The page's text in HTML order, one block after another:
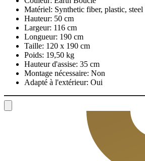
Matériel: Synthetic fiber, plastic,
Hauteur: 50 cm
Largeur: 116 cm
Longueur: 190 cm
Taille: 120 x 190 cm
Poids: 19,50 kg
Hauteur d'assise: 35 cm
Montage nécessaire: Non
Adapté à l'extérieur: Oui